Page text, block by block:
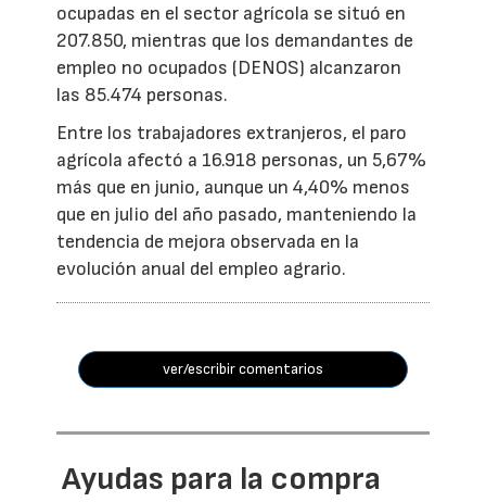
ocupadas en el sector agrícola se situó en
207.850, mientras que los demandantes de
empleo no ocupados (DENOS) alcanzaron
las 85.474 personas.
Entre los trabajadores extranjeros, el paro
agrícola afectó a 16.918 personas, un 5,67%
más que en junio, aunque un 4,40% menos
que en julio del año pasado, manteniendo la
tendencia de mejora observada en la
evolución anual del empleo agrario.
ver/escribir comentarios
Ayudas para la compra